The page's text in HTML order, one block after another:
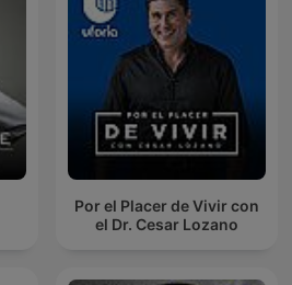
Por el Placer de Vivir con
el Dr. Cesar Lozano